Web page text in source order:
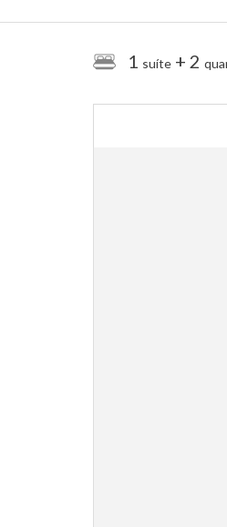
1 suíte + 2